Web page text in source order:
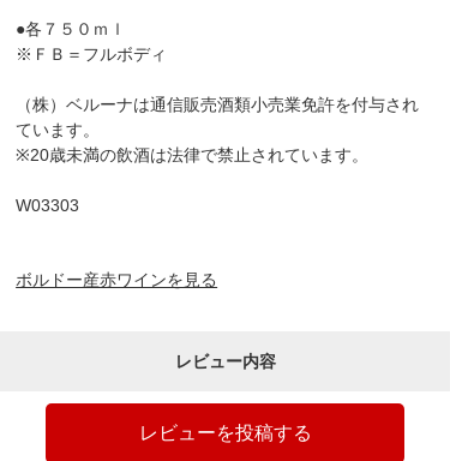
●各７５０ｍｌ
※ＦＢ＝フルボディ
（株）ベルーナは通信販売酒類小売業免許を付与され
ています。
※20歳未満の飲酒は法律で禁止されています。
W03303
ボルドー産赤ワインを見る
レビュー内容
レビューを投稿する